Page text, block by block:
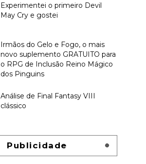
Experimentei o primeiro Devil
May Cry e gostei
Irmãos do Gelo e Fogo, o mais
novo suplemento GRATUITO para
o RPG de Inclusão Reino Mágico
dos Pinguins
Análise de Final Fantasy VIII
clássico
Publicidade